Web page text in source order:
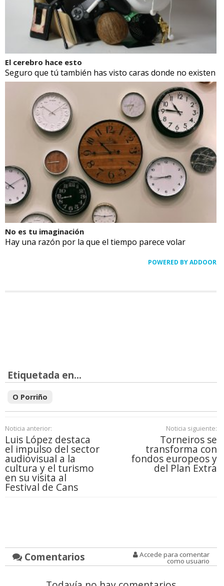
El cerebro hace esto
Seguro que tú también has visto caras donde no existen
No es tu imaginación
Hay una razón por la que el tiempo parece volar
POWERED BY ADDOOR
Etiquetada en...
O Porriño
Noticia anterior:
Luis López destaca
el impulso del sector
audiovisual a la
cultura y el turismo
en su visita al
Festival de Cans
Noticia siguiente:
Torneiros se
transforma con
fondos europeos y
del Plan Extra
Comentarios Accede para comentar
como usuario